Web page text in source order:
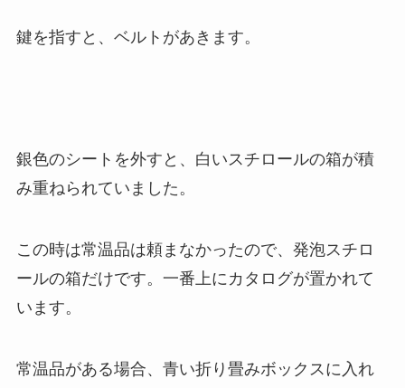
鍵を指すと、ベルトがあきます。
銀色のシートを外すと、白いスチロールの箱が積
み重ねられていました。
この時は常温品は頼まなかったので、発泡スチロ
ールの箱だけです。一番上にカタログが置かれて
います。
常温品がある場合、青い折り畳みボックスに入れ